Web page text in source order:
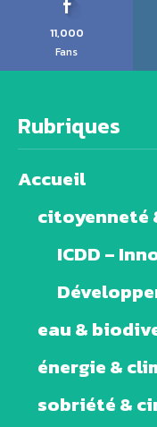
11,000
Fans
Rubriques
Accueil
citoyenneté
ICDD –
eau &
énergie &
sobriété &